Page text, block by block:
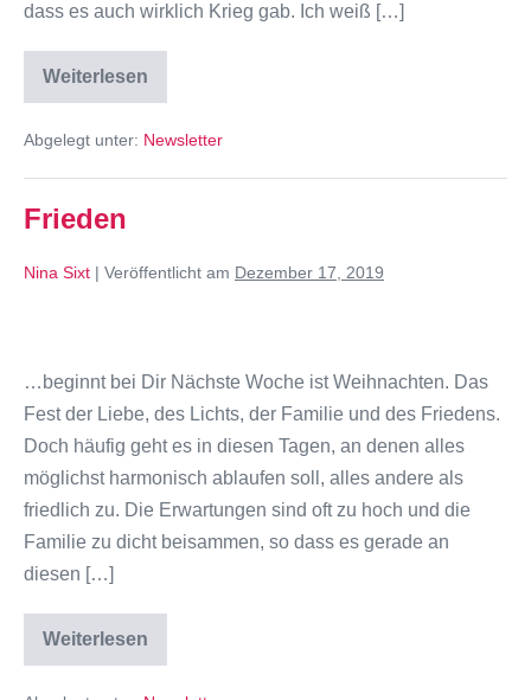
dass es auch wirklich Krieg gab. Ich weiß […]
Weiterlesen
Abgelegt unter: Newsletter
Frieden
Nina Sixt | Veröffentlicht am Dezember 17, 2019
…beginnt bei Dir Nächste Woche ist Weihnachten. Das
Fest der Liebe, des Lichts, der Familie und des Friedens.
Doch häufig geht es in diesen Tagen, an denen alles
möglichst harmonisch ablaufen soll, alles andere als
friedlich zu. Die Erwartungen sind oft zu hoch und die
Familie zu dicht beisammen, so dass es gerade an
diesen […]
Weiterlesen